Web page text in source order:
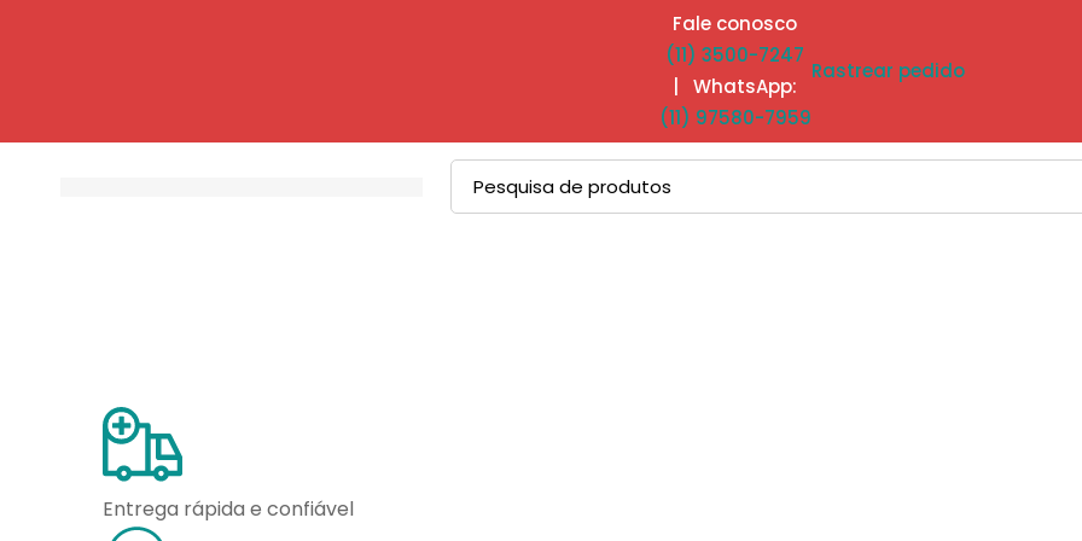
Fale conosco
(11) 3500-7247
| WhatsApp:
(11) 97580-7959
Rastrear pedido
Procurar
por:
Entrega rápida e confiável